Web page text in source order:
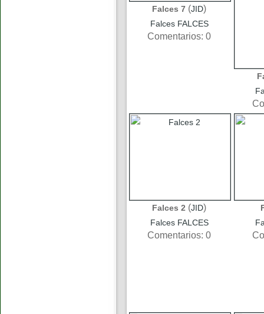
Falces 7 (JID)
Falces FALCES
Comentarios: 0
Falces 2 (JID)
Falces FALCES
Comentarios: 0